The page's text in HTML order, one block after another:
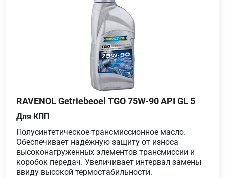
RAVENOL Getriebeoel TGO 75W-90 API GL 5
Для КПП
Полусинтетическое трансмиссионное масло.
Обеспечивает надёжную защиту от износа
высоконагруженных элементов трансмиссии и
коробок передач. Увеличивает интервал замены
ввиду высокой термостабильности.